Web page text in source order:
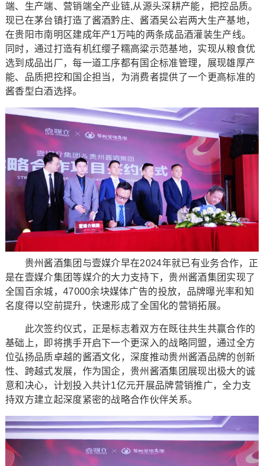
端、生产端、营销端全产业链,从源头深耕产能，把控品质。
现已在茅台镇打造了酱酒黔庄、酱酒吴公岩两大生产基地，
在贵阳市南明区建成年产1万吨的两条成品酒灌装生产线。
同时，通过打造有机红缨子糯高粱示范基地，实现从粮食优
选到成品出厂，每一道工序都有国企标准管理，展现雄厚产
能、品质把控和国企担当，为消费者提供了一个更高标准的
酱香型白酒选择。
贵州酱酒集团与壹媒介早在2024年就已有业务合作，正
是在壹媒介集团等媒介的大力支持下，贵州酱酒集团实现了
全国百余城，47000余块媒体广告的投放，品牌曝光率和知
名度得以空前提升，快速形成了全国化的营销拓展。
此次签约仪式，正是标志着双方在既往共生共赢合作的
基础上，即将携手开启下一个更深入的战略同盟，通过全方
位弘扬品质卓越的酱酒文化，深度推动贵州酱酒品牌的创新
性、跨越式发展，作为国企，贵州酱酒集团展现出极大的诚
意和决心，计划投入共计1亿元开展品牌营销推广，全力支
持双方建立起深度紧密的战略合作伙伴关系。